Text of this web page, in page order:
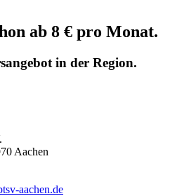
ab 8 € pro Monat.
in der Region.
Aachen
aachen.de